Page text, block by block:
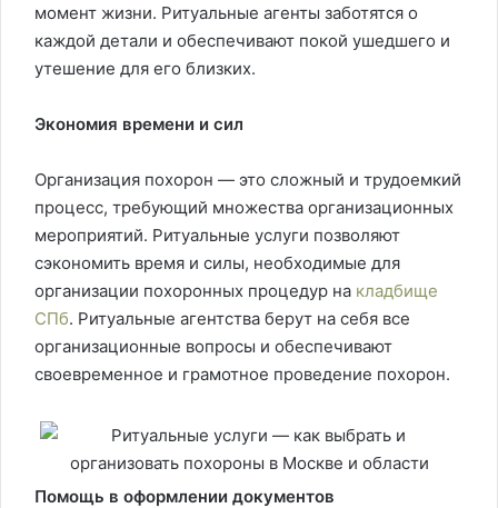
момент жизни. Ритуальные агенты заботятся о
каждой детали и обеспечивают покой ушедшего и
утешение для его близких.
Экономия времени и сил
Организация похорон — это сложный и трудоемкий
процесс, требующий множества организационных
мероприятий. Ритуальные услуги позволяют
сэкономить время и силы, необходимые для
организации похоронных процедур на кладбище
СПб. Ритуальные агентства берут на себя все
организационные вопросы и обеспечивают
своевременное и грамотное проведение похорон.
Помощь в оформлении документов